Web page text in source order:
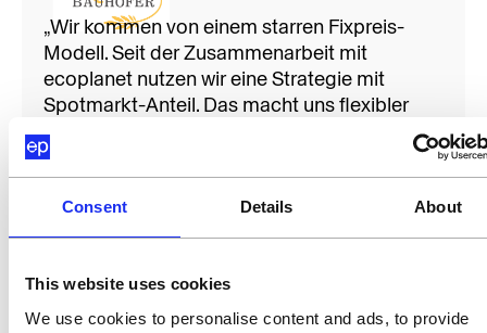
Consent Details About
This website uses cookies
We use cookies to personalise content and ads, to provide
„Wir kommen von einem starren Fixpreis-
Modell. Seit der Zusammenarbeit mit
ecoplanet nutzen wir eine Strategie mit
Spotmarkt-Anteil. Das macht uns flexibler
und minimiert das Risiko extrem. Ich werde
proaktiv informiert, wenn eine neue Tranche
fixiert wird – so haben wir für 2026 bereits 90
% abgesichert.“
Michael Bauhofer
Jährlicher Energiebedarf intelligent in Tranchen
beschafft